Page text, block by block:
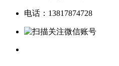
电话：13817874728